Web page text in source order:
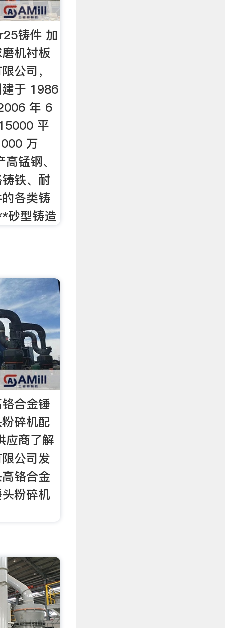
铸件 加
机衬板
公司，
于 1986
年 6
平
万
锰钢、
铁、耐
各类铸
砂型铸造
合金锤
碎机配
应商了解
公司发
铬合金
粉碎机